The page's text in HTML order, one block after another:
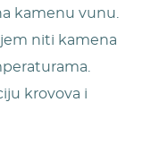
kamenu vunu.
niti kamena
krovova i